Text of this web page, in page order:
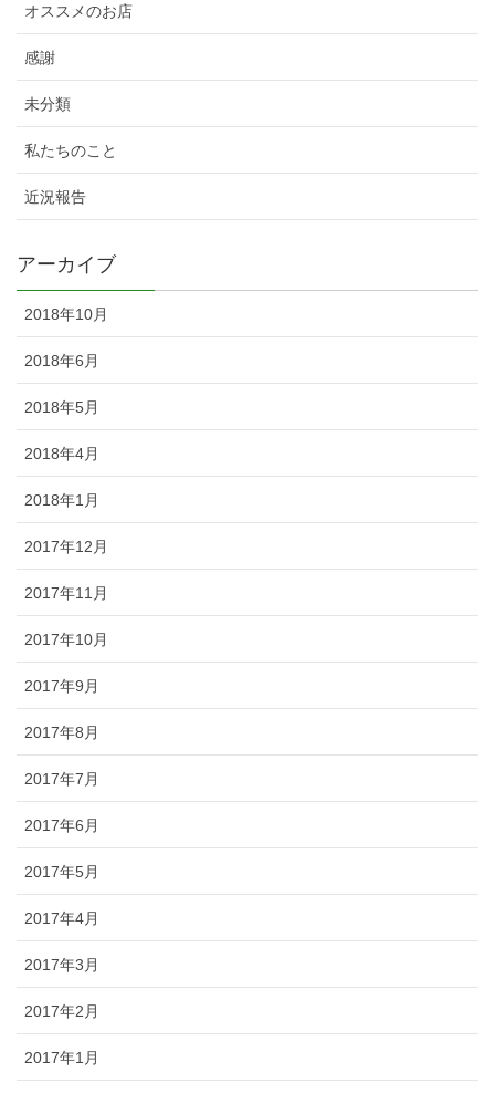
オススメのお店
感謝
未分類
私たちのこと
近況報告
アーカイブ
2018年10月
2018年6月
2018年5月
2018年4月
2018年1月
2017年12月
2017年11月
2017年10月
2017年9月
2017年8月
2017年7月
2017年6月
2017年5月
2017年4月
2017年3月
2017年2月
2017年1月